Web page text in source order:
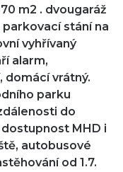
m2 . dvougaráž
stání na
vyhřívaný
alarm,
vrátný.
parku
do
MHD i
autobusové
od 1.7.